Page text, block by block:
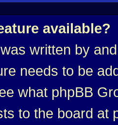
available?
written by
needs to be
what phpBB
to the board at